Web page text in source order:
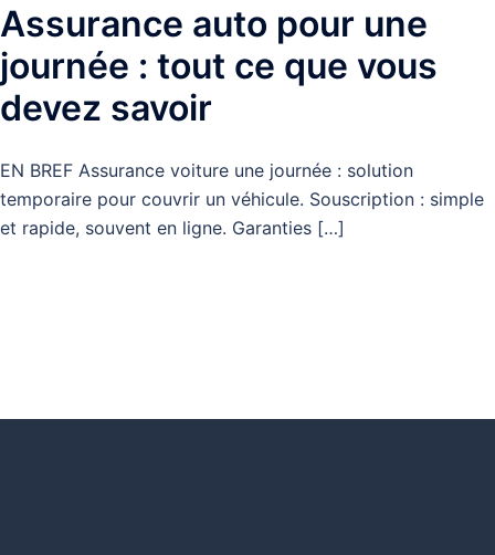
Assurance auto pour une
journée : tout ce que vous
devez savoir
EN BREF Assurance voiture une journée : solution
temporaire pour couvrir un véhicule. Souscription : simple
et rapide, souvent en ligne. Garanties […]